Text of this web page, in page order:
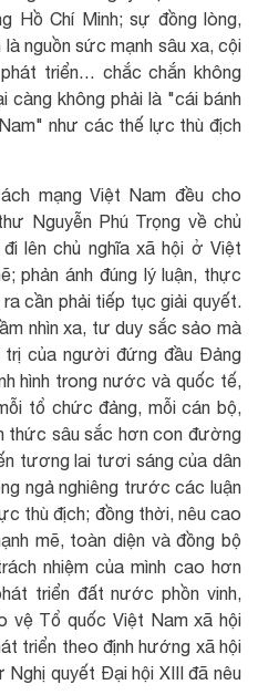
Hồ Chí Minh; sự đồng lòng,
nguồn sức mạnh sâu xa, cội
triển… chắc chắn không
càng không phải là "cái bánh
như các thế lực thù địch
mạng Việt Nam đều cho
Nguyễn Phú Trọng về chủ
lên chủ nghĩa xã hội ở Việt
phản ánh đúng lý luận, thực
cần phải tiếp tục giải quyết.
nhìn xa, tư duy sắc sảo mà
trị của người đứng đầu Đảng
hình trong nước và quốc tế,
tổ chức đảng, mỗi cán bộ,
thức sâu sắc hơn con đường
tương lai tươi sáng của dân
ngả nghiêng trước các luận
thù địch; đồng thời, nêu cao
mẽ, toàn diện và đồng bộ
nhiệm của mình cao hơn
triển đất nước phồn vinh,
vệ Tổ quốc Việt Nam xã hội
triển theo định hướng xã hội
Nghị quyết Đại hội XIII đã nêu